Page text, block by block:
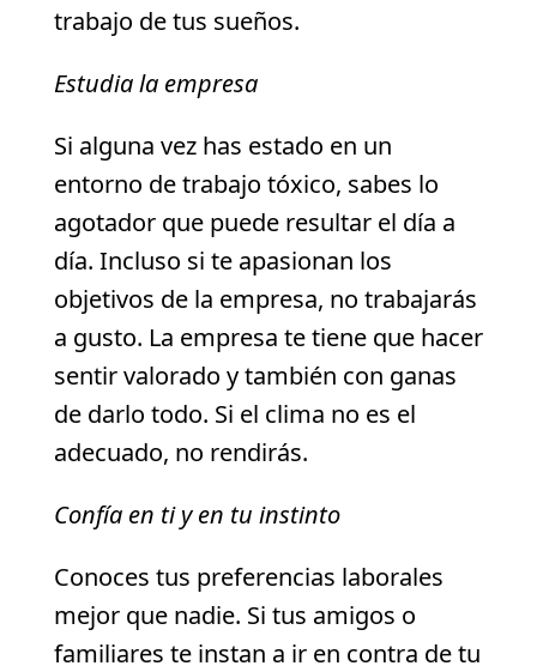
trabajo de tus sueños.
Estudia la empresa
Si alguna vez has estado en un
entorno de trabajo tóxico, sabes lo
agotador que puede resultar el día a
día. Incluso si te apasionan los
objetivos de la empresa, no trabajarás
a gusto. La empresa te tiene que hacer
sentir valorado y también con ganas
de darlo todo. Si el clima no es el
adecuado, no rendirás.
Confía en ti y en tu instinto
Conoces tus preferencias laborales
mejor que nadie. Si tus amigos o
familiares te instan a ir en contra de tu